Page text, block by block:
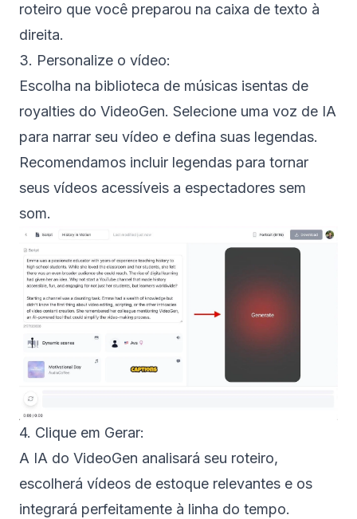
roteiro que você preparou na caixa de texto à
direita.
3. Personalize o vídeo:
Escolha na biblioteca de músicas isentas de
royalties do VideoGen. Selecione uma voz de IA
para narrar seu vídeo e defina suas legendas.
Recomendamos incluir legendas para tornar
seus vídeos acessíveis a espectadores sem
som.
4. Clique em Gerar:
A IA do VideoGen analisará seu roteiro,
escolherá vídeos de estoque relevantes e os
integrará perfeitamente à linha do tempo.